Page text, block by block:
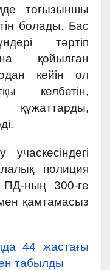
тоғызыншы
болады. Бас
тәртіп
қойылған
кейін ол
келбетін,
полиция
ның 300-ге
қамтамасыз
44 жастағы
табылды